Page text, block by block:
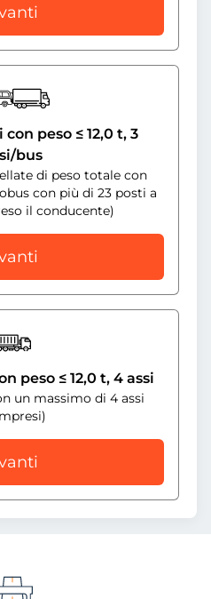
peso ≤ 12,0 t, 3
bus
di peso totale con
con più di 23 posti a
il conducente)
peso ≤ 12,0 t, 4 assi
un massimo di 4 assi